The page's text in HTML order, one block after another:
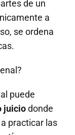
de un
a
se ordena
puede
juiciodonde
practicar las